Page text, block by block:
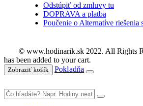
Odstúpiť od zmluvy tu
DOPRAVA a platba
Poučenie o Alternatíve riešenia
© www.hodinarik.sk 2022. All Rights
has been added to your cart.
Zobraziť košík Pokladňa